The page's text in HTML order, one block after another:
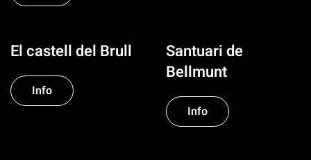
El castell del Brull
Info
Santuari de
Bellmunt
Info